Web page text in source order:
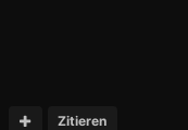
Zitieren